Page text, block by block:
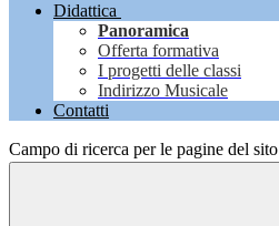
Didattica
Panoramica
Offerta formativa
I progetti delle classi
Indirizzo Musicale
Contatti
Campo di ricerca per le pagine del sito